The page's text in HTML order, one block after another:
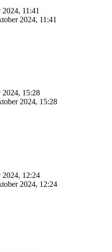
11:41
2024, 11:41
2024, 15:28
2024, 15:28
2024, 12:24
2024, 12:24